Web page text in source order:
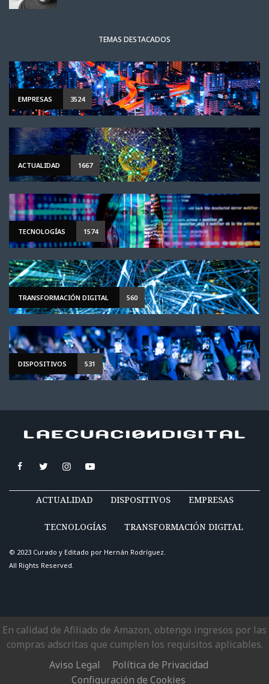
TEMAS DESTACADOS
EMPRESAS 3524
ACTUALIDAD 1667
TECNOLOGÍAS 1574
TRANSFORMACIÓN DIGITAL 560
DISPOSITIVOS 531
ACTUALIDAD DISPOSITIVOS EMPRESAS
TECNOLOGÍAS TRANSFORMACIÓN DIGITAL
© 2023 Curado y Editado por Hernán Rodríguez.
All Rights Reserved.
En calidad de Afiliado de Amazon, obtengo ingresos por las
compras adscritas que cumplen los requisitos aplicables.
Aviso Legal
Política de Privacidad
Configuración de Cookies